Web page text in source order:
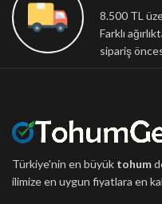
8.500 TL
Farklı
sipariş
Türkiye'nin en büyük tohum
ilimize en uygun fiyatlara en